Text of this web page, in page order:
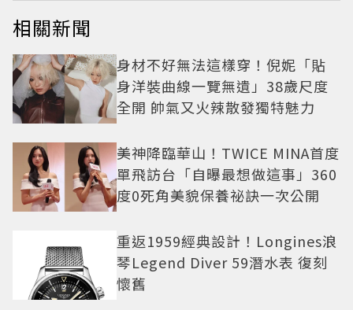
相關新聞
身材不好無法這樣穿！倪妮「貼
身洋裝曲線一覽無遺」38歲尺度
全開 帥氣又火辣散發獨特魅力
美神降臨華山！TWICE MINA首度
單飛訪台「自曝最想做這事」360
度0死角美貌保養祕訣一次公開
重返1959經典設計！Longines浪
琴Legend Diver 59潛水表 復刻
懷舊